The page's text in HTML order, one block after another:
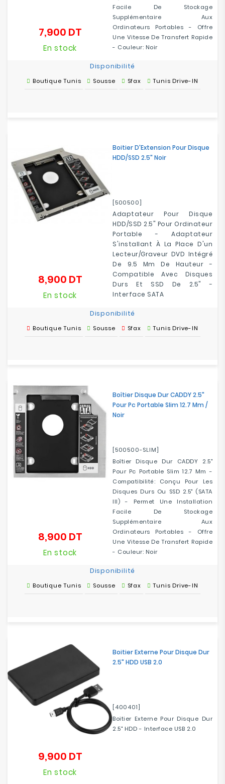
Facile De Stockage
Supplémentaire Aux
Ordinateurs Portables - Offre
Une Vitesse De Transfert Rapide
- Couleur: Noir
7,900 DTPrix
En stock
Disponibilité
Boutique Tunis Sousse Sfax Tunis Drive-IN
Boitier D'Extension Pour Disque
HDD/SSD 2.5" Noir
[500500]
Adaptateur Pour Disque
HDD/SSD 2.5" Pour Ordinateur
Portable - Adaptateur
S'installant À La Place D'un
Lecteur/graveur DVD Intégré
De 9.5 Mm De Hauteur -
Compatible Avec Disques
Durs Et SSD De 2.5" -
Interface SATA
8,900 DTPrix
En stock
Disponibilité
Boutique Tunis Sousse Sfax Tunis Drive-IN
Boîtier Disque Dur CADDY 2.5"
Pour Pc Portable Slim 12.7 Mm /
Noir
[500500-SLIM]
Boîtier Disque Dur CADDY 2.5"
Pour Pc Portable Slim 12.7 Mm -
Compatibilité: Conçu Pour Les
Disques Durs Ou SSD 2.5" (SATA
III) - Permet Une Installation
Facile De Stockage
Supplémentaire Aux
Ordinateurs Portables - Offre
Une Vitesse De Transfert Rapide
- Couleur: Noir
8,900 DTPrix
En stock
Disponibilité
Boutique Tunis Sousse Sfax Tunis Drive-IN
Boitier Externe Pour Disque Dur
2.5" HDD USB 2.0
[400401]
Boitier Externe Pour Disque Dur
2.5" HDD - Interface USB 2.0
9,900 DTPrix
En stock